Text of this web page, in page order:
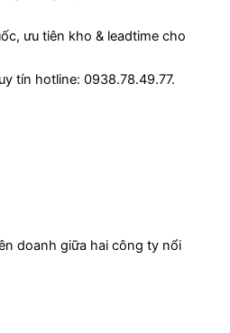
ưu tiên kho & leadtime cho
tín hotline: 0938.78.49.77.
doanh giữa hai công ty nổi